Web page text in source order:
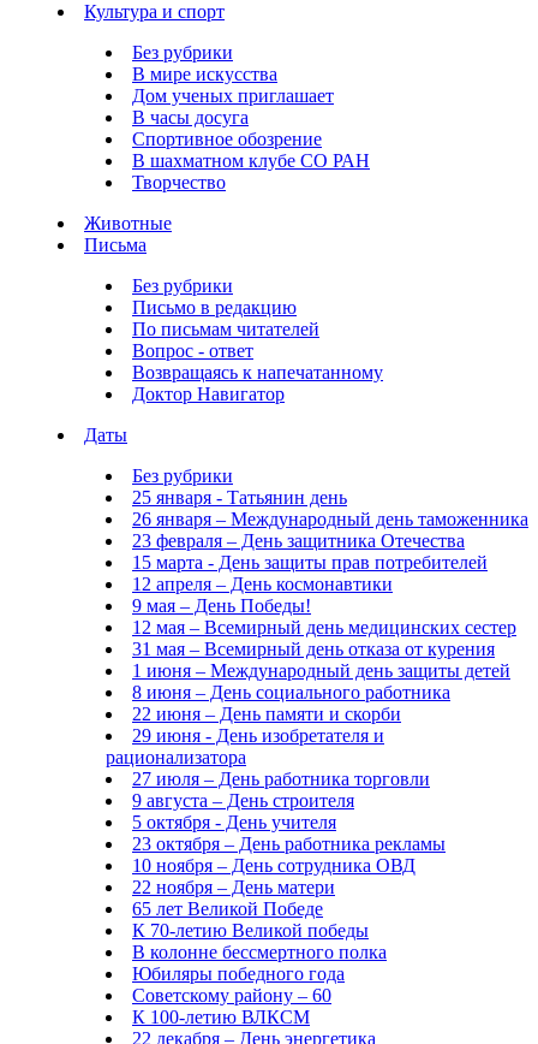
Культура и спорт
Без рубрики
В мире искусства
Дом ученых приглашает
В часы досуга
Спортивное обозрение
В шахматном клубе СО РАН
Творчество
Животные
Письма
Без рубрики
Письмо в редакцию
По письмам читателей
Вопрос - ответ
Возвращаясь к напечатанному
Доктор Навигатор
Даты
Без рубрики
25 января - Татьянин день
26 января – Международный день таможенника
23 февраля – День защитника Отечества
15 марта - День защиты прав потребителей
12 апреля – День космонавтики
9 мая – День Победы!
12 мая – Всемирный день медицинских сестер
31 мая – Всемирный день отказа от курения
1 июня – Международный день защиты детей
8 июня – День социального работника
22 июня – День памяти и скорби
29 июня - День изобретателя и
рационализатора
27 июля – День работника торговли
9 августа – День строителя
5 октября - День учителя
23 октября – День работника рекламы
10 ноября – День сотрудника ОВД
22 ноября – День матери
65 лет Великой Победе
К 70-летию Великой победы
В колонне бессмертного полка
Юбиляры победного года
Советскому району – 60
К 100-летию ВЛКСМ
22 декабря – День энергетика